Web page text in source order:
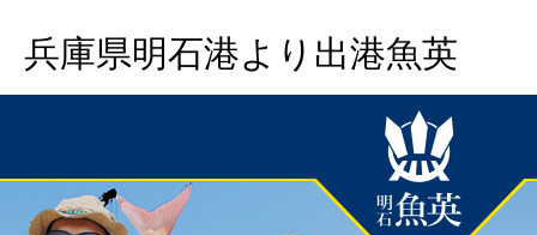
兵庫県明石港より出港魚英